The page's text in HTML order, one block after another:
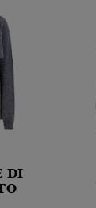
DI